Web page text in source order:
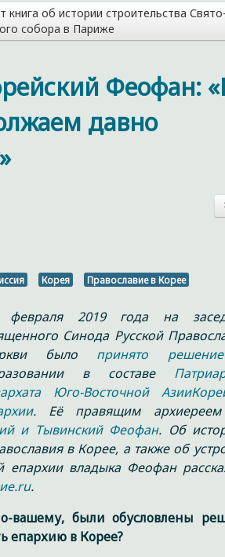
об истории строительства Свято-
собора в Париже
Феофан:
давно
Корея Православие в Корее
февраля 2019 года на
Синода Русской
было принято решение
в составе
Юго-Восточной Азии
. Её правящим
и Тывинский Феофан. Об
в Корее, а также об
епархии владыка Феофан
.
были обусловлены
епархию в Корее?